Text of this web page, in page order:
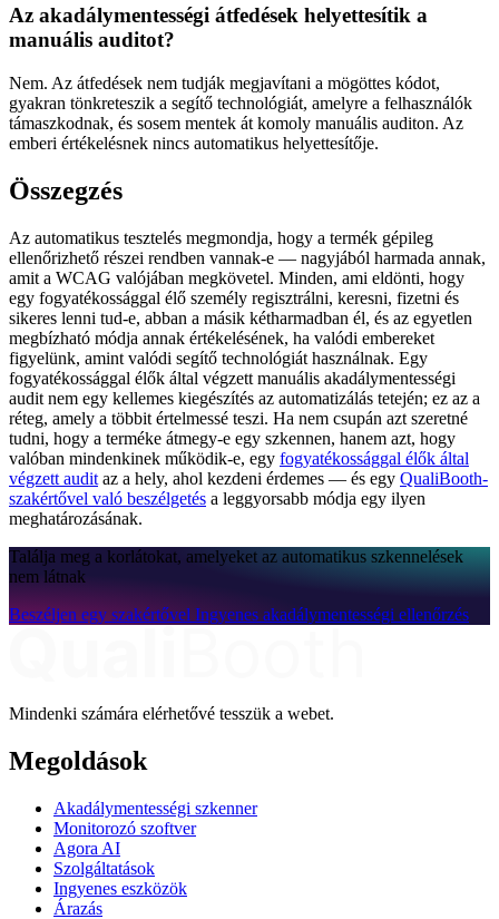
Az akadálymentességi átfedések helyettesítik a
manuális auditot?
Nem. Az átfedések nem tudják megjavítani a mögöttes kódot,
gyakran tönkreteszik a segítő technológiát, amelyre a felhasználók
támaszkodnak, és sosem mentek át komoly manuális auditon. Az
emberi értékelésnek nincs automatikus helyettesítője.
Összegzés
Az automatikus tesztelés megmondja, hogy a termék gépileg
ellenőrizhető részei rendben vannak-e — nagyjából harmada annak,
amit a WCAG valójában megkövetel. Minden, ami eldönti, hogy
egy fogyatékossággal élő személy regisztrálni, keresni, fizetni és
sikeres lenni tud-e, abban a másik kétharmadban él, és az egyetlen
megbízható módja annak értékelésének, ha valódi embereket
figyelünk, amint valódi segítő technológiát használnak. Egy
fogyatékossággal élők által végzett manuális akadálymentességi
audit nem egy kellemes kiegészítés az automatizálás tetején; ez az a
réteg, amely a többit értelmessé teszi. Ha nem csupán azt szeretné
tudni, hogy a terméke átmegy-e egy szkennen, hanem azt, hogy
valóban mindenkinek működik-e, egy fogyatékossággal élők által
végzett audit az a hely, ahol kezdeni érdemes — és egy QualiBooth-
szakértővel való beszélgetés a leggyorsabb módja egy ilyen
meghatározásának.
Találja meg a korlátokat, amelyeket az automatikus szkennelések
nem látnak
Beszéljen egy szakértővel Ingyenes akadálymentességi ellenőrzés
Mindenki számára elérhetővé tesszük a webet.
Megoldások
Akadálymentességi szkenner
Monitorozó szoftver
Agora AI
Szolgáltatások
Ingyenes eszközök
Árazás